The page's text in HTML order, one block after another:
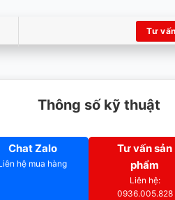
Tư
Thông số kỹ thuật
Chat Zalo
hệ mua hàng
Tư vấn sản
phẩm
Liên hệ:
0936.005.828